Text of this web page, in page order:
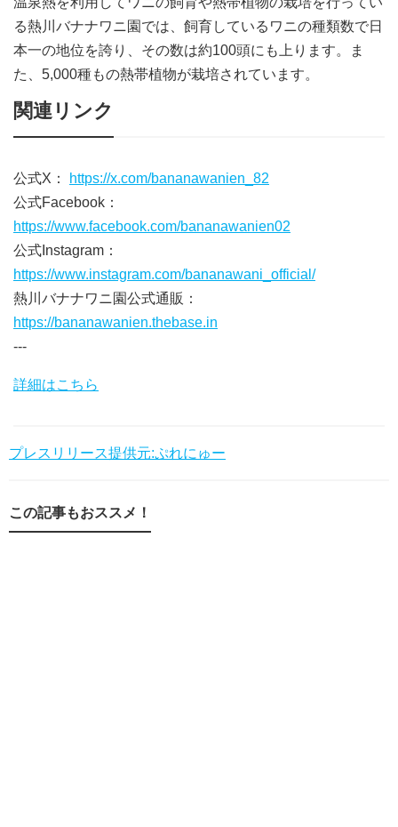
る熱川バナナワニ園では、飼育しているワニの種類数で日
本一の地位を誇り、その数は約100頭にも上ります。ま
た、5,000種もの熱帯植物が栽培されています。
関連リンク
公式X：
https://x.com/bananawanien_82
公式Facebook：
https://www.facebook.com/bananawanien02
公式Instagram：
https://www.instagram.com/bananawani_official/
熱川バナナワニ園公式通販：
https://bananawanien.thebase.in
---
詳細はこちら
プレスリリース提供元:ぷれにゅー
この記事もおススメ！